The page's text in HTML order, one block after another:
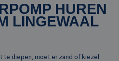
HUREN
LINGEWAAL
te diepen, moet er zand of kiezel